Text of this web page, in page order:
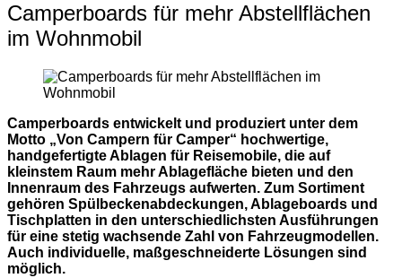
Camperboards für mehr Abstellflächen
im Wohnmobil
Camperboards entwickelt und produziert unter dem
Motto „Von Campern für Camper“ hochwertige,
handgefertigte Ablagen für Reisemobile, die auf
kleinstem Raum mehr Ablagefläche bieten und den
Innenraum des Fahrzeugs aufwerten. Zum Sortiment
gehören Spülbeckenabdeckungen, Ablageboards und
Tischplatten in den unterschiedlichsten Ausführungen
für eine stetig wachsende Zahl von Fahrzeugmodellen.
Auch individuelle, maßgeschneiderte Lösungen sind
möglich.